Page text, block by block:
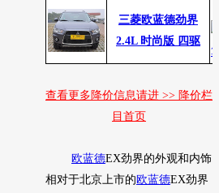
三菱欧蓝德劲界
2.4L 时尚版 四驱
查看更多降价信息请进 >> 降价栏
目首页
欧蓝德EX劲界的外观和内饰
相对于北京上市的欧蓝德EX劲界